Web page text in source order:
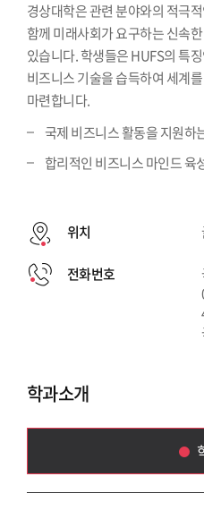
경상대학은 관련 분야와의 적극
함께 미래사회가 요구하는 신속
있습니다. 학생들은 HUFS의 특
비즈니스 기술을 습득하여 세계
마련합니다.
국제 비즈니스 활동을 지원하
합리적인 비즈니스 마인드 육
위치
전화번호
학과소개
Global